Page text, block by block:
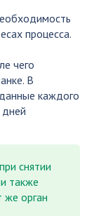
процесса.
чего
В
каждого
дней
снятии
также
же орган